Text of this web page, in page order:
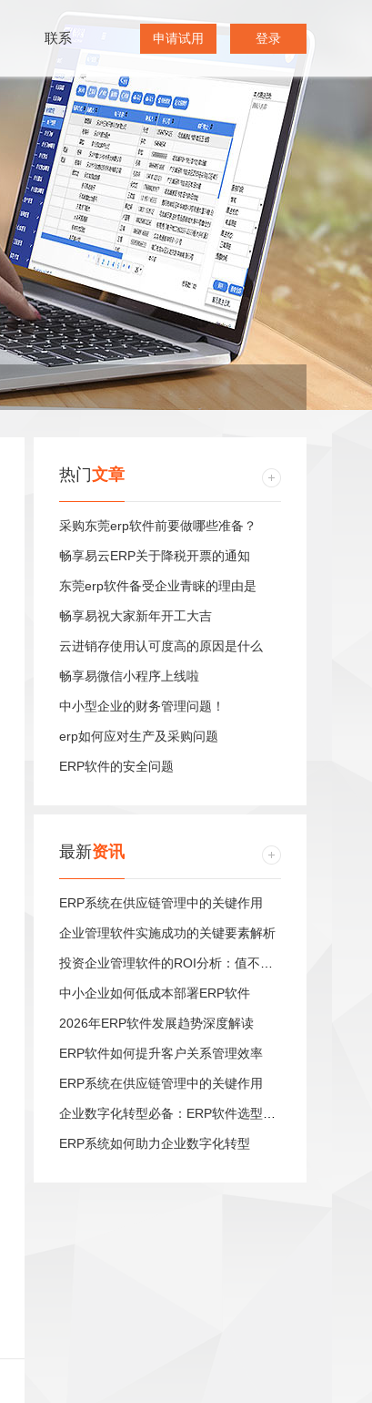
申请试用 登录
联系
热门文章
采购东莞erp软件前要做哪些准备？
畅享易云ERP关于降税开票的通知
东莞erp软件备受企业青睐的理由是
畅享易祝大家新年开工大吉
云进销存使用认可度高的原因是什么
畅享易微信小程序上线啦
中小型企业的财务管理问题！
erp如何应对生产及采购问题
ERP软件的安全问题
最新资讯
ERP系统在供应链管理中的关键作用
企业管理软件实施成功的关键要素解析
中小企业如何低成本部署ERP软件
2026年ERP软件发展趋势深度解读
ERP软件如何提升客户关系管理效率
ERP系统在供应链管理中的关键作用
ERP系统如何助力企业数字化转型